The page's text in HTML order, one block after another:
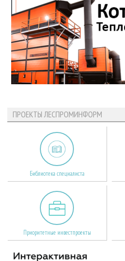
ПРОЕКТЫ ЛЕСПРОМИНФОРМ
Библиотека специалиста
Приоритетные инвестпроекты